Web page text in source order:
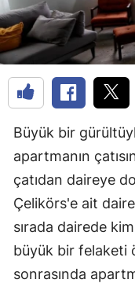
Büyük bir
apartmanın
çatıdan daireye
Çelikörs'e ait
sırada dairede
büyük bir felaketi
sonrasında